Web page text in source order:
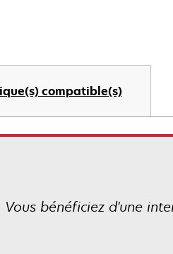
compatible(s)
bénéficiez d'une